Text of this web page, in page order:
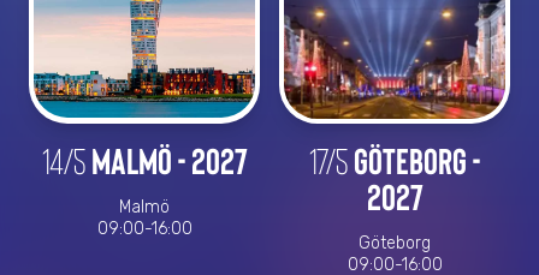
14/5Malmö - 2027
Malmö
09:00-16:00
17/5Göteborg -
2027
Göteborg
09:00-16:00